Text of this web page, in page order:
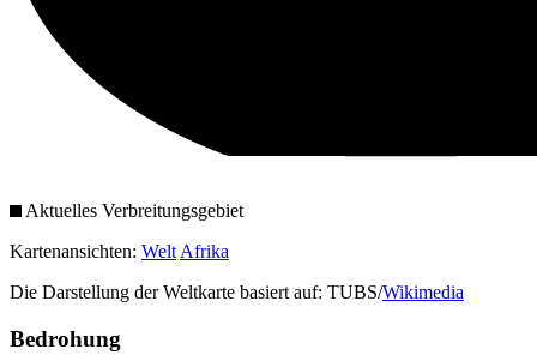
Aktuelles Verbreitungsgebiet
Kartenansichten: WeltAfrika
Die Darstellung der Weltkarte basiert auf: TUBS/Wikimedia
Bedrohung